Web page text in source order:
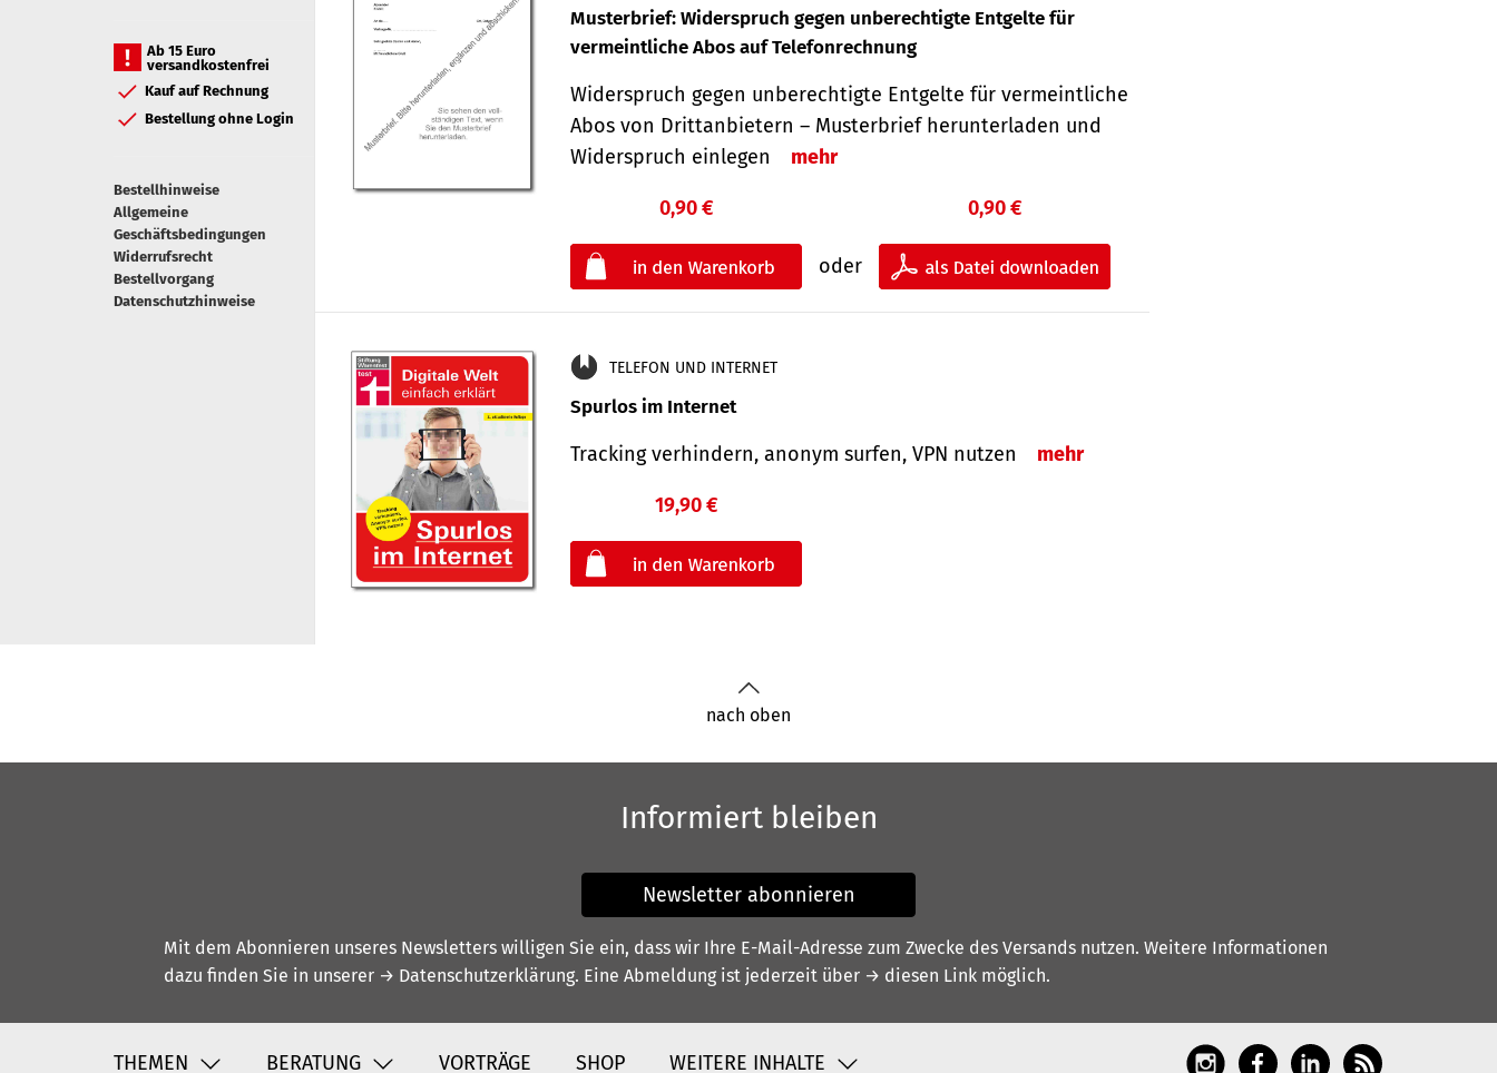
Ab 15 Euro
versandkostenfrei
Kauf auf Rechnung
Bestellung ohne Login
Bestellhinweise
Allgemeine
Geschäftsbedingungen
Widerrufsrecht
Bestellvorgang
Datenschutzhinweise
Musterbrief: Widerspruch gegen unberechtigte Entgelte für
vermeintliche Abos auf Telefonrechnung
Widerspruch gegen unberechtigte Entgelte für vermeintliche
Abos von Drittanbietern – Musterbrief herunterladen und
Widerspruch einlegen
mehr
0,90 €
oder
0,90 €
TELEFON UND INTERNET
Spurlos im Internet
Tracking verhindern, anonym surfen, VPN nutzen mehr
19,90 €
nach oben
Informiert bleiben
Newsletter abonnieren
Mit dem Abonnieren unseres Newsletters willigen Sie ein, dass wir Ihre E-Mail-Adresse zum Zwecke des Versands nutzen. Weitere Informationen
dazu finden Sie in unserer → Datenschutzerklärung. Eine Abmeldung ist jederzeit über → diesen Link möglich.
THEMEN BERATUNG VORTRÄGE SHOP WEITERE INHALTE